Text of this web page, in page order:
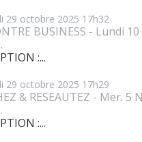
29 octobre 2025 17h32
BUSINESS - Lundi
:...
29 octobre 2025 17h29
& RESEAUTEZ - Mer. 5
:...